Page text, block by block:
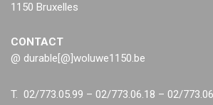
1150 Bruxelles
CONTACT
@ durable[@]woluwe1150.be
T. 02/773.05.99 – 02/773.06.18 – 02/